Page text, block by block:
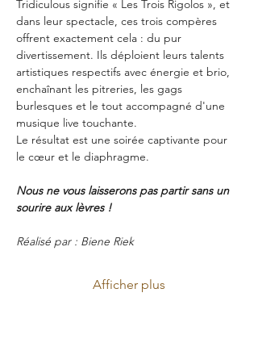
Tridiculous signifie « Les Trois Rigolos », et
dans leur spectacle, ces trois compères
offrent exactement cela : du pur
divertissement. Ils déploient leurs talents
artistiques respectifs avec énergie et brio,
enchaînant les pitreries, les gags
burlesques et le tout accompagné d'une
musique live touchante.
Le résultat est une soirée captivante pour
le cœur et le diaphragme.
Nous ne vous laisserons pas partir sans un
sourire aux lèvres !
Réalisé par : Biene Riek
Afficher plus